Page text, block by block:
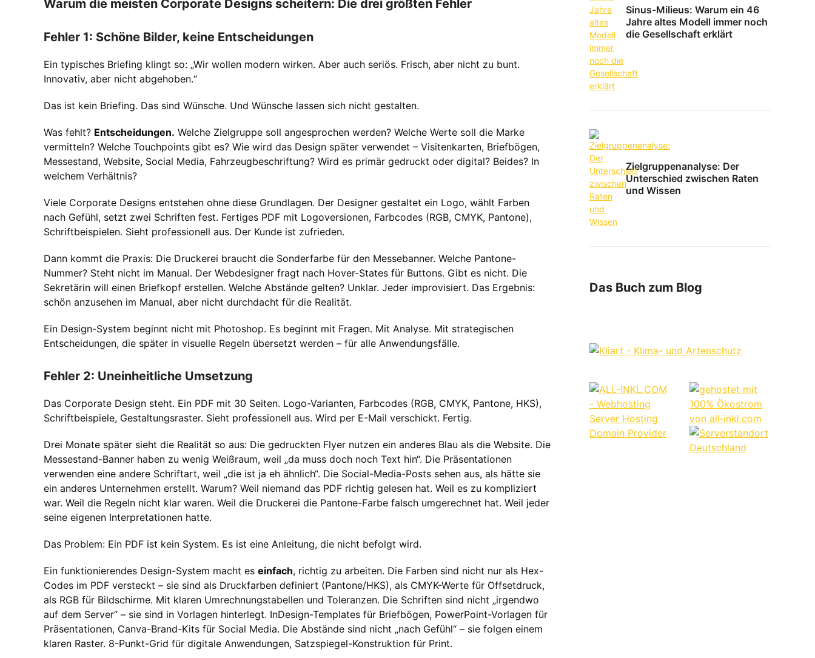
Warum die meisten Corporate Designs scheitern: Die drei größten Fehler
Fehler 1: Schöne Bilder, keine Entscheidungen
Ein typisches Briefing klingt so: „Wir wollen modern wirken. Aber auch seriös. Frisch, aber nicht zu bunt.
Innovativ, aber nicht abgehoben.“
Das ist kein Briefing. Das sind Wünsche. Und Wünsche lassen sich nicht gestalten.
Was fehlt? Entscheidungen. Welche Zielgruppe soll angesprochen werden? Welche Werte soll die Marke
vermitteln? Welche Touchpoints gibt es? Wie wird das Design später verwendet – Visitenkarten, Briefbögen,
Messestand, Website, Social Media, Fahrzeugbeschriftung? Wird es primär gedruckt oder digital? Beides? In
welchem Verhältnis?
Viele Corporate Designs entstehen ohne diese Grundlagen. Der Designer gestaltet ein Logo, wählt Farben
nach Gefühl, setzt zwei Schriften fest. Fertiges PDF mit Logoversionen, Farbcodes (RGB, CMYK, Pantone),
Schriftbeispielen. Sieht professionell aus. Der Kunde ist zufrieden.
Dann kommt die Praxis: Die Druckerei braucht die Sonderfarbe für den Messebanner. Welche Pantone-
Nummer? Steht nicht im Manual. Der Webdesigner fragt nach Hover-States für Buttons. Gibt es nicht. Die
Sekretärin will einen Briefkopf erstellen. Welche Abstände gelten? Unklar. Jeder improvisiert. Das Ergebnis:
schön anzusehen im Manual, aber nicht durchdacht für die Realität.
Ein Design-System beginnt nicht mit Photoshop. Es beginnt mit Fragen. Mit Analyse. Mit strategischen
Entscheidungen, die später in visuelle Regeln übersetzt werden – für alle Anwendungsfälle.
Fehler 2: Uneinheitliche Umsetzung
Das Corporate Design steht. Ein PDF mit 30 Seiten. Logo-Varianten, Farbcodes (RGB, CMYK, Pantone, HKS),
Schriftbeispiele, Gestaltungsraster. Sieht professionell aus. Wird per E-Mail verschickt. Fertig.
Drei Monate später sieht die Realität so aus: Die gedruckten Flyer nutzen ein anderes Blau als die Website. Die
Messestand-Banner haben zu wenig Weißraum, weil „da muss doch noch Text hin“. Die Präsentationen
verwenden eine andere Schriftart, weil „die ist ja eh ähnlich“. Die Social-Media-Posts sehen aus, als hätte sie
ein anderes Unternehmen erstellt. Warum? Weil niemand das PDF richtig gelesen hat. Weil es zu kompliziert
war. Weil die Regeln nicht klar waren. Weil die Druckerei die Pantone-Farbe falsch umgerechnet hat. Weil jeder
seine eigenen Interpretationen hatte.
Das Problem: Ein PDF ist kein System. Es ist eine Anleitung, die nicht befolgt wird.
Ein funktionierendes Design-System macht es einfach, richtig zu arbeiten. Die Farben sind nicht nur als Hex-
Codes im PDF versteckt – sie sind als Druckfarben definiert (Pantone/HKS), als CMYK-Werte für Offsetdruck,
als RGB für Bildschirme. Mit klaren Umrechnungstabellen und Toleranzen. Die Schriften sind nicht „irgendwo
auf dem Server“ – sie sind in Vorlagen hinterlegt. InDesign-Templates für Briefbögen, PowerPoint-Vorlagen für
Präsentationen, Canva-Brand-Kits für Social Media. Die Abstände sind nicht „nach Gefühl“ – sie folgen einem
klaren Raster. 8-Punkt-Grid für digitale Anwendungen, Satzspiegel-Konstruktion für Print.
Sinus-Milieus: Warum ein 46
Jahre altes Modell immer noch
die Gesellschaft erklärt
Zielgruppenanalyse: Der
Unterschied zwischen Raten
und Wissen
Das Buch zum Blog